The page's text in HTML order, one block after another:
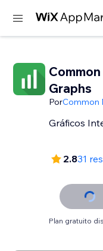
Graphs
PorCommon
Gráficos
2.831
Plan gratuito